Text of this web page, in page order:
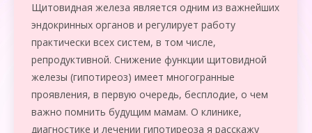
Щитовидная железа является одним из важнейших
эндокринных органов и регулирует работу
практически всех систем, в том числе,
репродуктивной. Снижение функции щитовидной
железы (гипотиреоз) имеет многогранные
проявления, в первую очередь, бесплодие, о чем
важно помнить будущим мамам. О клинике,
диагностике и лечении гипотиреоза я расскажу